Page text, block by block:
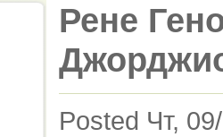
Рене
Posted Чт,